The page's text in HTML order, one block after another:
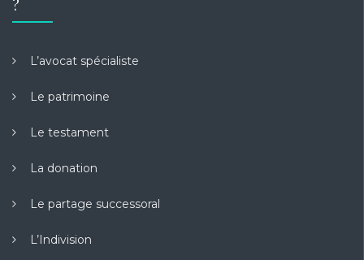
?
L’avocat spécialiste
Le patrimoine
Le testament
La donation
Le partage successoral
L’Indivision